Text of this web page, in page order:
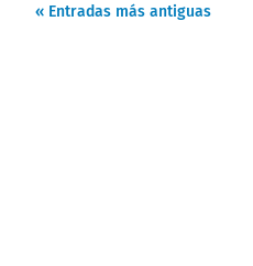
« Entradas más antiguas